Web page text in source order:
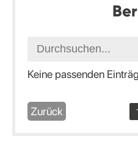
Keine passenden
Zurück